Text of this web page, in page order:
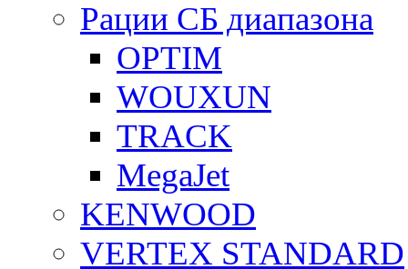
Рации СБ диапазона
OPTIM
WOUXUN
TRACK
MegaJet
KENWOOD
VERTEX STANDARD